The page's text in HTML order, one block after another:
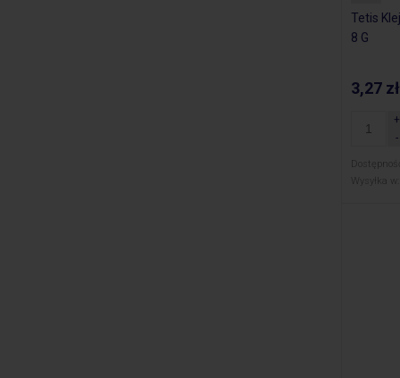
Tetis
8 G
3,27 zł
Dostępność:
Wysyłka w: